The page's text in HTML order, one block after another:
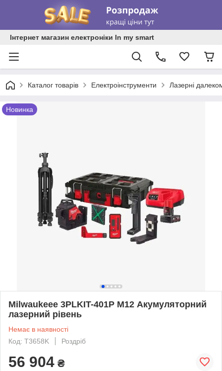
Інтернет магазин електроніки In my smart
Каталог товарів Електроінструменти Лазерні
Новинка
Milwaukeee 3PLKIT-401P M12 Акумуляторний
лазерний рівень
Немає в наявності
Код: T3658K
Роздріб
56 904 ₴